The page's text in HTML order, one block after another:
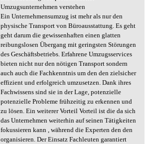
Umzugsunternehmen verstehen
Ein Unternehmensumzug ist mehr als nur den
physische Transport von Büroausstattung. Es geht
geht darum die gewissenhaften einen glatten
reibungslosen Übergang mit geringsten Störungen
des Geschäftsbetriebs. Erfahrene Umzugsservices
bieten nicht nur den nötigen Transport sondern
auch auch die Fachkenntnis um den den zielsicher
effizient und erfolgreich umzusetzen. Dank ihres
Fachwissens sind sie in der Lage, potenzielle
potenzielle Probleme frühzeitig zu erkennen und
zu lösen. Ein weiterer Vorteil Vorteil ist die da sich
das Unternehmen weiterhin auf seinen Tätigkeiten
fokussieren kann , während die Experten den den
organisieren. Der Einsatz Fachleuten garantiert